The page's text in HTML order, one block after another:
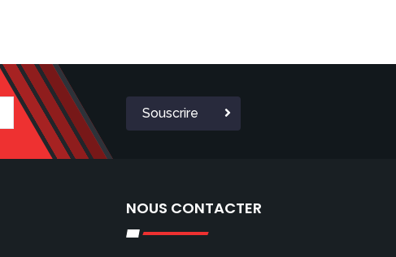
Souscrire
NOUS CONTACTER